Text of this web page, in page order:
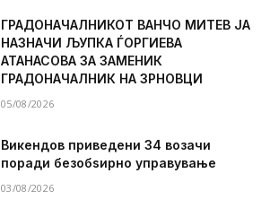
ГРАДОНАЧАЛНИКОТ ВАНЧО МИТЕВ ЈА
НАЗНАЧИ ЉУПКА ЃОРГИЕВА
АТАНАСОВА ЗА ЗАМЕНИК
ГРАДОНАЧАЛНИК НА ЗРНОВЦИ
05/08/2026
Викендов приведени 34 возачи
поради безобѕирно управување
03/08/2026